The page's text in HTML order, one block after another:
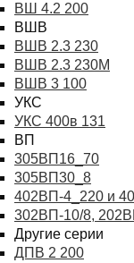
ВШ 4.2 200
ВШВ
ВШВ 2.3 230
ВШВ 2.3 230М
ВШВ 3 100
УКС
УКС 400в 131
ВП
305ВП16_70
305ВП30_8
402ВП-4_220 и
302ВП-10/8,
Другие серии
ДПВ 2 200